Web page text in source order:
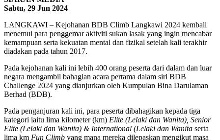
Sabtu, 29 Jun 2024
LANGKAWI – Kejohanan BDB Climb Langkawi 2024 kembali
menemui para penggemar aktiviti sukan lasak yang ingin mencabar
kemampuan serta kekuatan mental dan fizikal setelah kali terakhir
diadakan pada tahun 2017.
Pada kejohanan kali ini lebih 400 orang peserta dari dalam dan luar
negara mengambil bahagian acara pertama dalam siri BDB
Challenge 2024 yang dianjurkan oleh Kumpulan Bina Darulaman
Berhad (BDB).
Pada penganjuran kali ini, para peserta dibahagikan kepada tiga
kategori iaitu lima kilometer (km) Elite (Lelaki dan Wanita), Senior
Elite (Lelaki dan Wanita) & International (Lelaki dan Wanita serta
lima km Fun Climb yang mana mereka dilepaskan mengikut masa